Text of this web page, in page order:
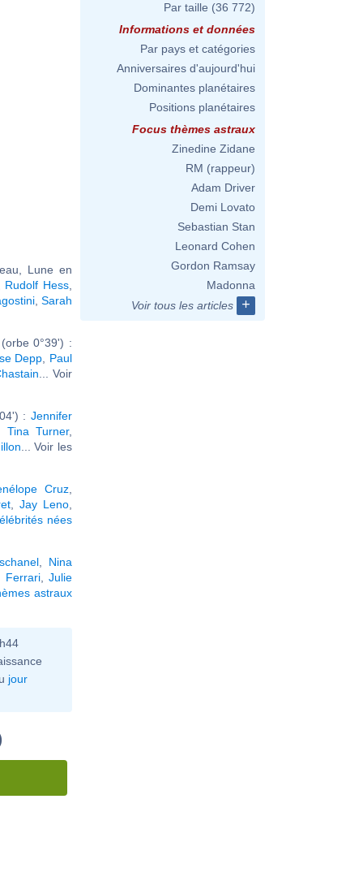
Lune en
Rudolf Hess
,Sarah
0°39') :
Depp
Paul
... Voir
: Jennifer
Tina Turner,
... Voir les
Cruz
, Jay Leno
nées
, Nina
Ferrari, Julie
astraux
jour
Par taille (36 772)
Informations et données
Par pays et catégories
Anniversaires d'aujourd'hui
Dominantes planétaires
Positions planétaires
Focus thèmes astraux
Zinedine Zidane
RM (rappeur)
Adam Driver
Demi Lovato
Sebastian Stan
Leonard Cohen
Gordon Ramsay
Madonna
Voir tous les articles
+